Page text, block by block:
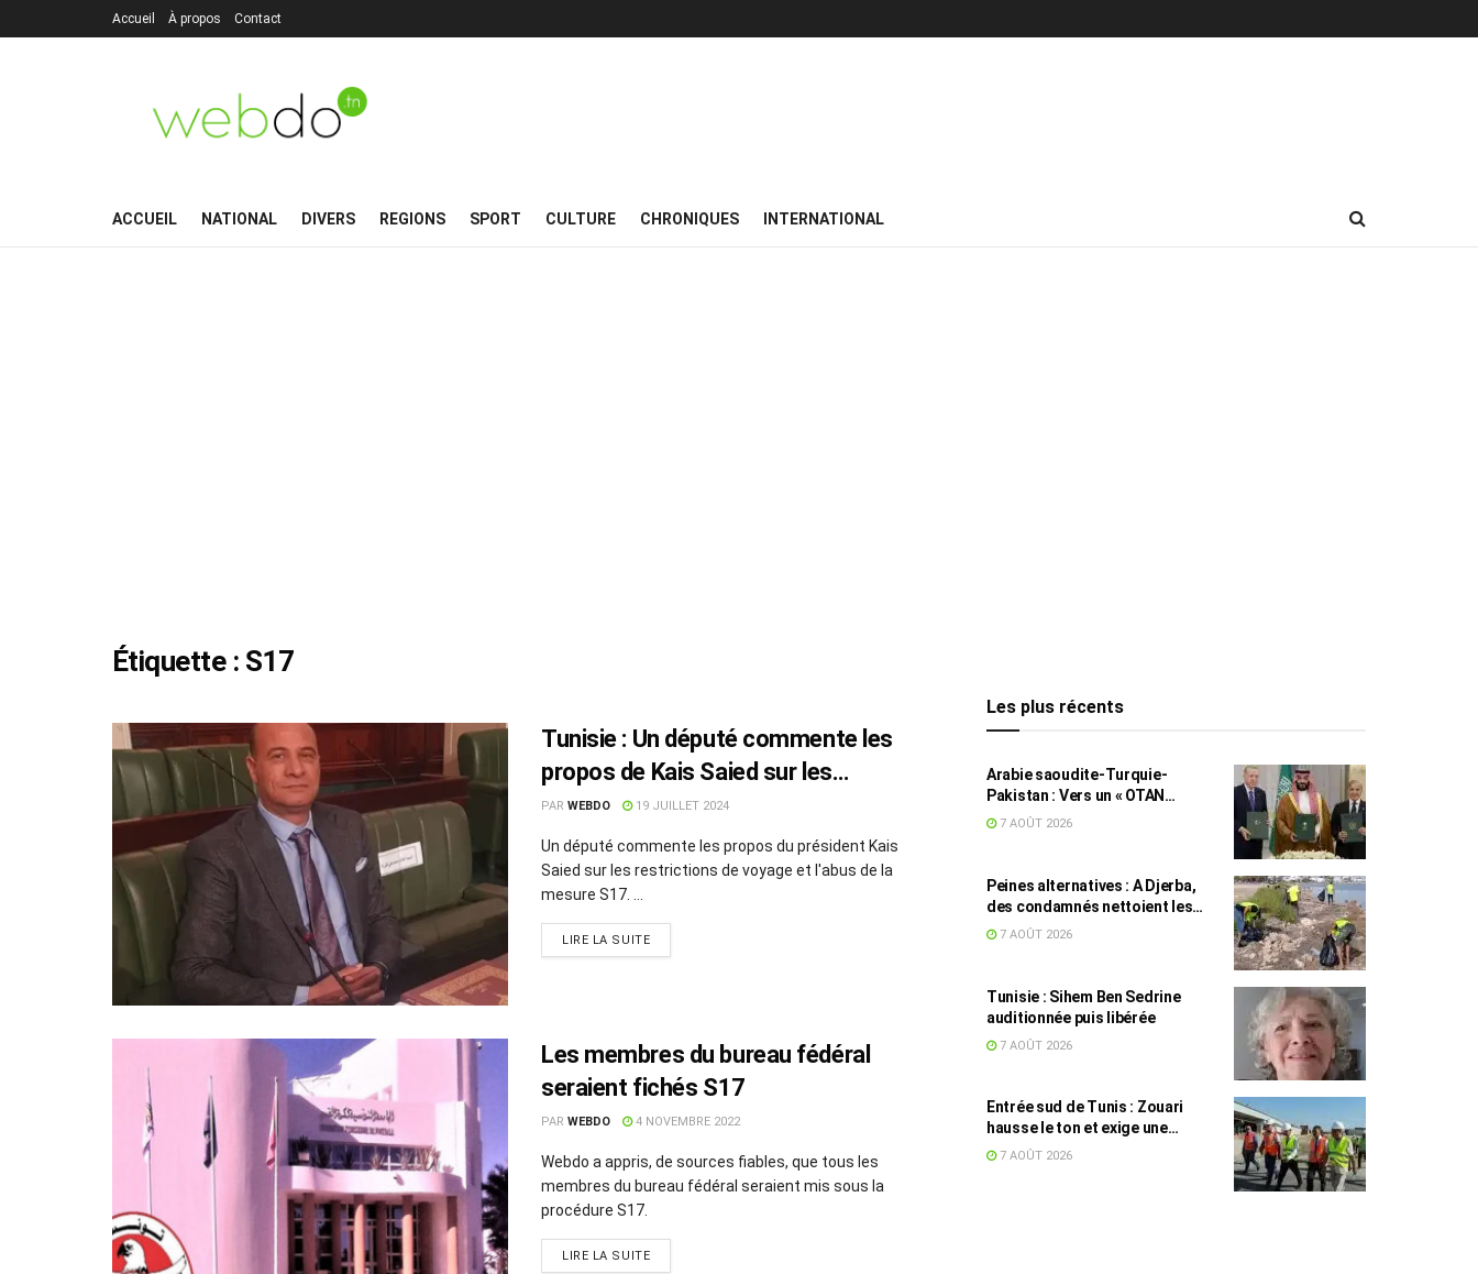
Accueil À propos Contact
ACCUEIL NATIONAL DIVERS REGIONS SPORT CULTURE CHRONIQUES INTERNATIONAL
Étiquette : S17
Tunisie : Un député commente les
propos de Kais Saied sur les
restrictions de voyage
PAR WEBDO 19 JUILLET 2024
Un député commente les propos du président Kais
Saied sur les restrictions de voyage et l'abus de la
mesure S17. ...
LIRE LA SUITE
Les membres du bureau fédéral
seraient fichés S17
PAR WEBDO 4 NOVEMBRE 2022
Webdo a appris, de sources fiables, que tous les
membres du bureau fédéral seraient mis sous la
procédure S17.
LIRE LA SUITE
Les plus récents
Arabie saoudite-Turquie-
Pakistan : Vers un « OTAN
islamique » ?
7 AOÛT 2026
Peines alternatives : A Djerba,
des condamnés nettoient les
plages
7 AOÛT 2026
Tunisie : Sihem Ben Sedrine
auditionnée puis libérée
7 AOÛT 2026
Entrée sud de Tunis : Zouari
hausse le ton et exige une
accélération des travaux
7 AOÛT 2026